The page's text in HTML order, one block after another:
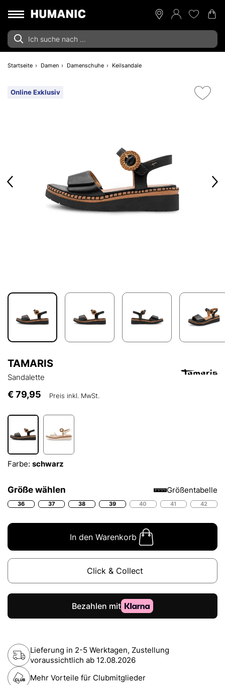
Startseite Damen Damenschuhe Keilsandale
Online Exklusiv
TAMARIS
Sandalette
€ 79,95 Preis inkl. MwSt.
Farbe: schwarz
Größe wählen Größentabelle
36 37 38 39 40 41 42
In den Warenkorb
Click & Collect
Lieferung in 2-5 Werktagen, Zustellung
voraussichtlich ab 12.08.2026
Mehr Vorteile für Clubmitglieder